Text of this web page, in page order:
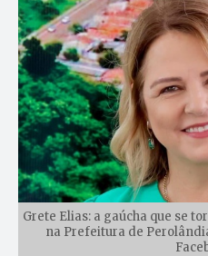
Grete Elias: a gaúcha que se
na Prefeitura de